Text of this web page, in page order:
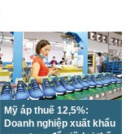
Mỹ áp thuế 12,5%:
Doanh nghiệp xuất khẩu